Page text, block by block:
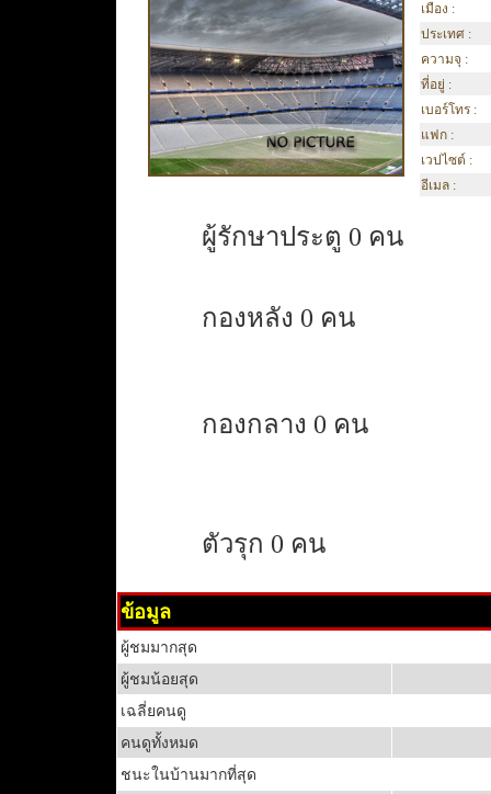
เมือง :
ประเทศ :
ความจุ :
ที่อยู่ :
เบอร์โทร :
แฟก :
เวปไซต์ :
อีเมล :
ผู้รักษาประตู 0 คน
กองหลัง 0 คน
กองกลาง 0 คน
ตัวรุก 0 คน
ข้อมูล
ผู้ชมมากสุด
ผู้ชมน้อยสุด
เฉลี่ยคนดู
คนดูทั้งหมด
ชนะในบ้านมากที่สุด